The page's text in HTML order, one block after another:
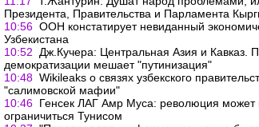
Президента, Правительства и Парламента
10:56 ООН констатирует невиданный
Узбекистана
10:52
Дж.Кучера: Центральная Азия и Кавказ.
демократизации мешает "путинизация"
10:48 Wikileaks о связях узбекского
"салимовской мафии"
10:46 Генсек ЛАГ Амр Муса: революция может
ограничиться Тунисом